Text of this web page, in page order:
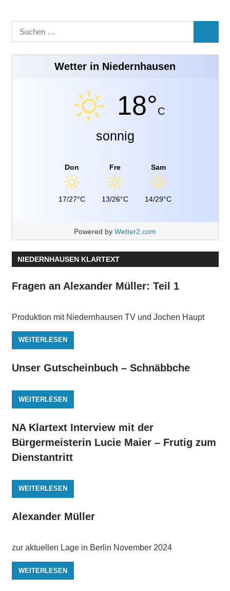
Suchen
nach:
Wetter in Niedernhausen
18°C
sonnig
Don
17/27°C
Fre
13/26°C
Sam
14/29°C
Powered by Wetter2.com
NIEDERNHAUSEN KLARTEXT
Fragen an Alexander Müller: Teil 1
Produktion mit Niedernhausen TV und Jochen Haupt
WEITERLESEN
Unser Gutscheinbuch – Schnäbbche
WEITERLESEN
NA Klartext Interview mit der
Bürgermeisterin Lucie Maier – Frutig zum
Dienstantritt
WEITERLESEN
Alexander Müller
zur aktuellen Lage in Berlin November 2024
WEITERLESEN